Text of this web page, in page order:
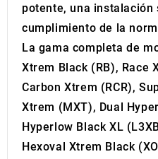
potente, una instalación
cumplimiento de la
La gama completa de
Xtrem Black (RB), Race
Carbon Xtrem (RCR),
Xtrem (MXT), Dual
Hyperlow Black XL
Hexoval Xtrem Black